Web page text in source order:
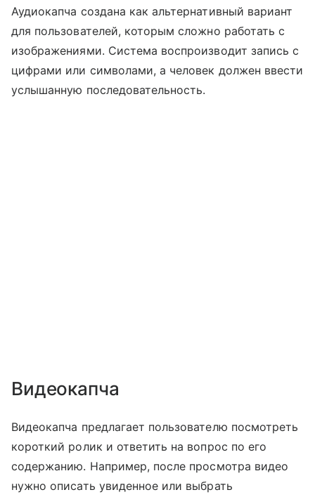
Аудиокапча создана как альтернативный вариант
для пользователей, которым сложно работать с
изображениями. Система воспроизводит запись с
цифрами или символами, а человек должен ввести
услышанную последовательность.
Видеокапча
Видеокапча предлагает пользователю посмотреть
короткий ролик и ответить на вопрос по его
содержанию. Например, после просмотра видео
нужно описать увиденное или выбрать